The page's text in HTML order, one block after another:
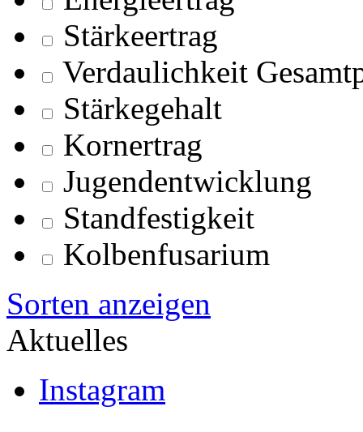
Stärkeertrag
Verdaulichkeit
Stärkegehalt
Kornertrag
Jugendentwicklung
Standfestigkeit
Kolbenfusarium
Sorten anzeigen
Aktuelles
Instagram